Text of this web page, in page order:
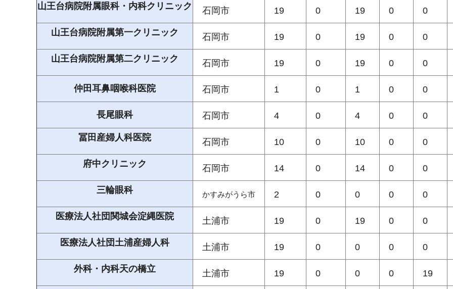
山王台病院附属眼科・内科クリニック 石岡市 19 0 19 0 0
山王台病院附属第一クリニック 石岡市 19 0 19 0 0
山王台病院附属第二クリニック 石岡市 19 0 19 0 0
仲田耳鼻咽喉科医院 石岡市 1 0 1 0 0
長尾眼科 石岡市 4 0 4 0 0
冨田産婦人科医院 石岡市 10 0 10 0 0
府中クリニック 石岡市 14 0 14 0 0
三輪眼科 かすみがうら市 2 0 0 0 0
医療法人社団関城会淀縄医院 土浦市 19 0 19 0 0
医療法人社団土浦産婦人科 土浦市 19 0 0 0 0
外科・内科天の橋立 土浦市 19 0 0 0 19